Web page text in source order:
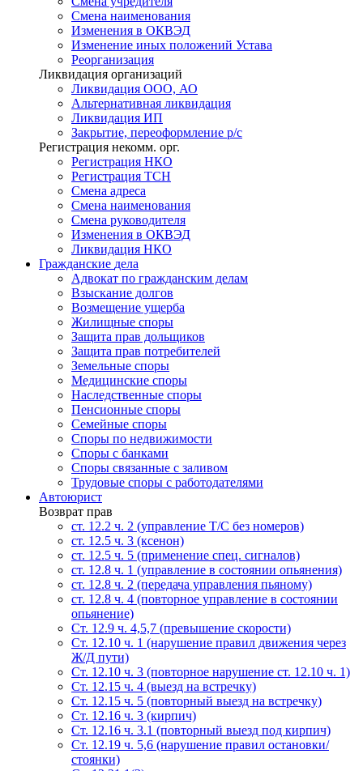
Смена наименования
Изменения в ОКВЭД
Изменение иных положений Устава
Реорганизация
Ликвидация организаций
Ликвидация ООО, АО
Альтернативная ликвидация
Ликвидация ИП
Закрытие, переоформление р/с
Регистрация некомм. орг.
Регистрация НКО
Регистрация ТСН
Смена адреса
Смена наименования
Смена руководителя
Изменения в ОКВЭД
Ликвидация НКО
Гражданские дела
Адвокат по гражданским делам
Взыскание долгов
Возмещение ущерба
Жилищные споры
Защита прав дольщиков
Защита прав потребителей
Земельные споры
Медицинские споры
Наследственные споры
Пенсионные споры
Семейные споры
Cпоры по недвижимости
Споры с банками
Споры связанные с заливом
Трудовые споры с работодателями
Автоюрист
Возврат прав
ст. 12.2 ч. 2 (управление Т/С без номеров)
ст. 12.5 ч. 3 (ксенон)
ст. 12.5 ч. 5 (применение спец. сигналов)
cт. 12.8 ч. 1 (управление в состоянии опьянения)
ст. 12.8 ч. 2 (передача управления пьяному)
ст. 12.8 ч. 4 (повторное управление в состоянии
опьянение)
Ст. 12.9 ч. 4,5,7 (превышение скорости)
Ст. 12.10 ч. 1 (нарушение правил движения через
Ж/Д пути)
Ст. 12.10 ч. 3 (повторное нарушение ст. 12.10 ч. 1)
Ст. 12.15 ч. 4 (выезд на встречку)
Ст. 12.15 ч. 5 (повторный выезд на встречку)
Ст. 12.16 ч. 3 (кирпич)
Ст. 12.16 ч. 3.1 (повторный выезд под кирпич)
Ст. 12.19 ч. 5,6 (нарушение правил остановки/
стоянки)